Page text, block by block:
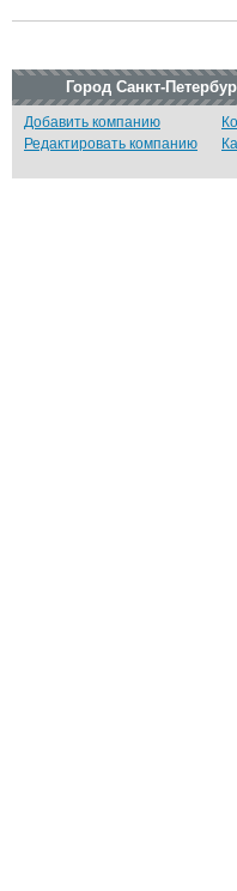
Город Санкт-
Добавить компанию
Редактировать компанию